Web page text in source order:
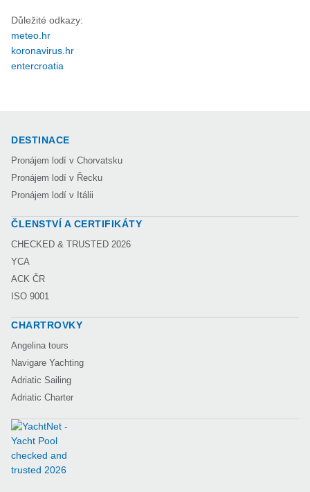
Důležité odkazy:
meteo.hr
koronavirus.hr
entercroatia
DESTINACE
Pronájem lodí v Chorvatsku
Pronájem lodí v Řecku
Pronájem lodí v Itálii
ČLENSTVÍ A CERTIFIKÁTY
CHECKED & TRUSTED 2026
YCA
ACK ČR
ISO 9001
CHARTROVKY
Angelina tours
Navigare Yachting
Adriatic Sailing
Adriatic Charter